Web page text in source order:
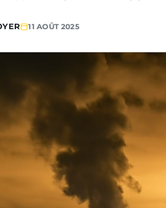
11 AOÛT 2025